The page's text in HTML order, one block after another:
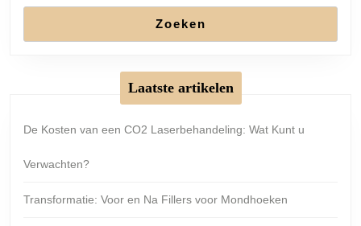
Zoeken
Laatste artikelen
De Kosten van een CO2 Laserbehandeling: Wat Kunt u
Verwachten?
Transformatie: Voor en Na Fillers voor Mondhoeken